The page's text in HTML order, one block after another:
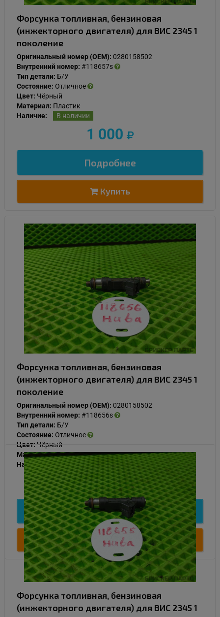
Форсунка топливная, бензиновая
(инжекторного двигателя) для ВИС 2345 1
поколение
Оригинальный номер (OEM): 0280158502
Внутренний номер: #118657s
Тип детали: Б/У
Состояние: Отличное
Цвет: Чёрный
Материал: Пластик
Наличие:
В наличии
1 000
Подробнее
Купить
Форсунка топливная, бензиновая
(инжекторного двигателя) для ВИС 2345 1
поколение
Оригинальный номер (OEM): 0280158502
Внутренний номер: #118656s
Тип детали: Б/У
Состояние: Отличное
Цвет: Чёрный
Материал:Пластик
Наличие:
В наличии
1 000
Подробнее
Купить
Форсунка топливная, бензиновая
(инжекторного двигателя) для ВИС 2345 1